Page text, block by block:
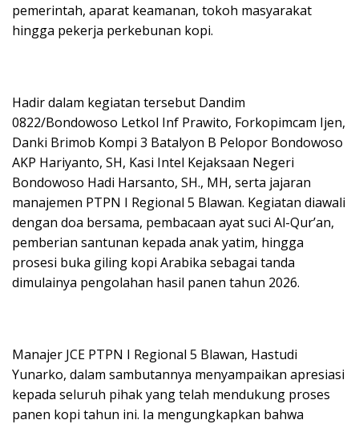
pemerintah, aparat keamanan, tokoh masyarakat
hingga pekerja perkebunan kopi.
Hadir dalam kegiatan tersebut Dandim
0822/Bondowoso Letkol Inf Prawito, Forkopimcam Ijen,
Danki Brimob Kompi 3 Batalyon B Pelopor Bondowoso
AKP Hariyanto, SH, Kasi Intel Kejaksaan Negeri
Bondowoso Hadi Harsanto, SH., MH, serta jajaran
manajemen PTPN I Regional 5 Blawan. Kegiatan diawali
dengan doa bersama, pembacaan ayat suci Al-Qur’an,
pemberian santunan kepada anak yatim, hingga
prosesi buka giling kopi Arabika sebagai tanda
dimulainya pengolahan hasil panen tahun 2026.
Manajer JCE PTPN I Regional 5 Blawan, Hastudi
Yunarko, dalam sambutannya menyampaikan apresiasi
kepada seluruh pihak yang telah mendukung proses
panen kopi tahun ini. Ia mengungkapkan bahwa